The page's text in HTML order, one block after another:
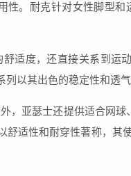
性。耐克针对女性脚型
适度，还直接关系到运
列以其出色的稳定性和透
，亚瑟士还提供适合网球
舒适性和耐穿性著称，